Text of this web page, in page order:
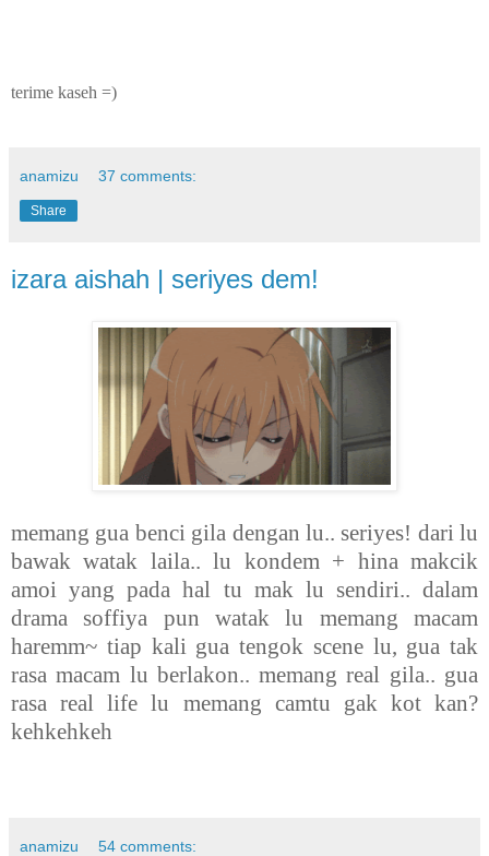
terime kaseh =)
anamizu 37 comments:
Share
izara aishah | seriyes dem!
memang gua benci gila dengan lu.. seriyes! dari lu
bawak watak laila.. lu kondem + hina makcik
amoi yang pada hal tu mak lu sendiri.. dalam
drama soffiya pun watak lu memang macam
haremm~ tiap kali gua tengok scene lu, gua tak
rasa macam lu berlakon.. memang real gila.. gua
rasa real life lu memang camtu gak kot kan?
kehkehkeh
anamizu 54 comments: